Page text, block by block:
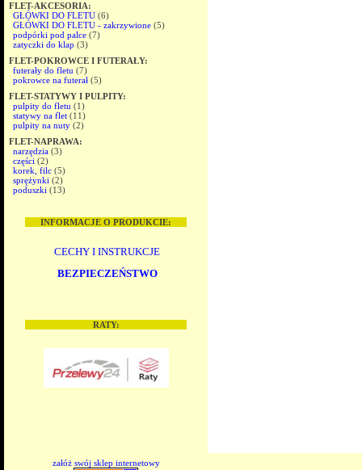
FLET-AKCESORIA:
GŁÓWKI DO FLETU (6)
GŁÓWKI DO FLETU - zakrzywione (5)
podpórki pod palce (7)
zatyczki do klap (3)
FLET-POKROWCE I FUTERAŁY:
futerały do fletu (7)
pokrowce na futerał (5)
FLET-STATYWY I PULPITY:
pulpity do fletu (1)
statywy na flet (11)
pulpity na nuty (2)
FLET-NAPRAWA:
narzędzia (3)
części (2)
korek, filc (5)
sprężynki (2)
poduszki (13)
INFORMACJE O PRODUKCIE:
CECHY I INSTRUKCJE
BEZPIECZEŃSTWO
RATY:
załóż swój sklep internetowy